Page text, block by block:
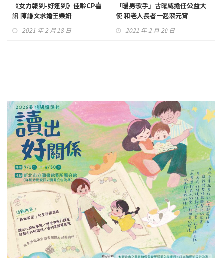
《女力報到-好運到》佳齡CP喜
訊 陳謙文求婚王樂妍
2021 年 2 月 18 日
「暖男歌手」古曜威擔任公益大
使 和老人長者一起滾元宵
2021 年 2 月 20 日